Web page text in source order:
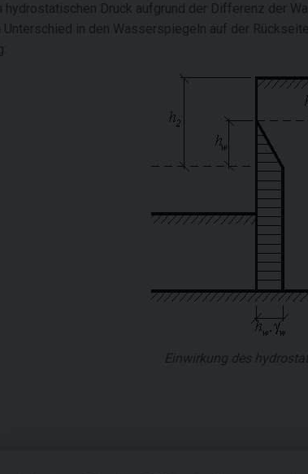
hydrostatischen Druck aufgrund der Differenz der
in den Wasserspiegeln auf der
Einwirkung des